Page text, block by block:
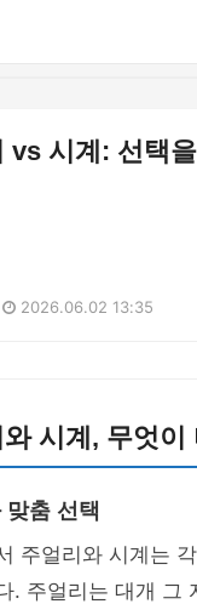
일
vs 시계: 선택
2026.06.02 13:35
시계, 무엇이
춤 선택
주얼리와 시계는
. 주얼리는 대개 그